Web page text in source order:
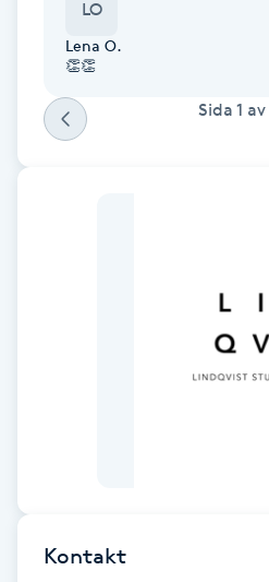
Fotsvamp
Fransar
Fransförlängning Megavolym
Fransk manikyr
LO
Lena O.
👏👏
Sida 1 av
Kontakt